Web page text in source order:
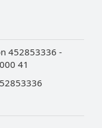
452853336 -
41